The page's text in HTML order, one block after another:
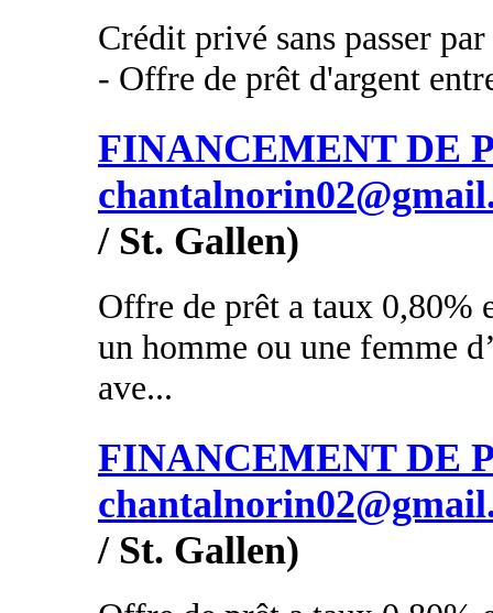
Crédit privé sans passer
- Offre de prêt d'argent
FINANCEMENT DE
/ St. Gallen)
Offre de prêt a taux 0,80%
un homme ou une femme
ave...
FINANCEMENT DE
/ St. Gallen)